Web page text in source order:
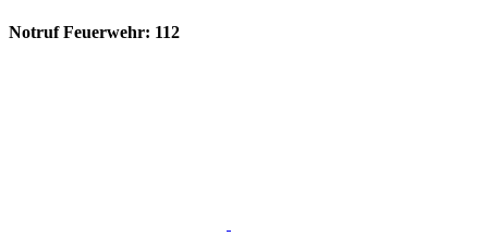
Notruf Feuerwehr: 112